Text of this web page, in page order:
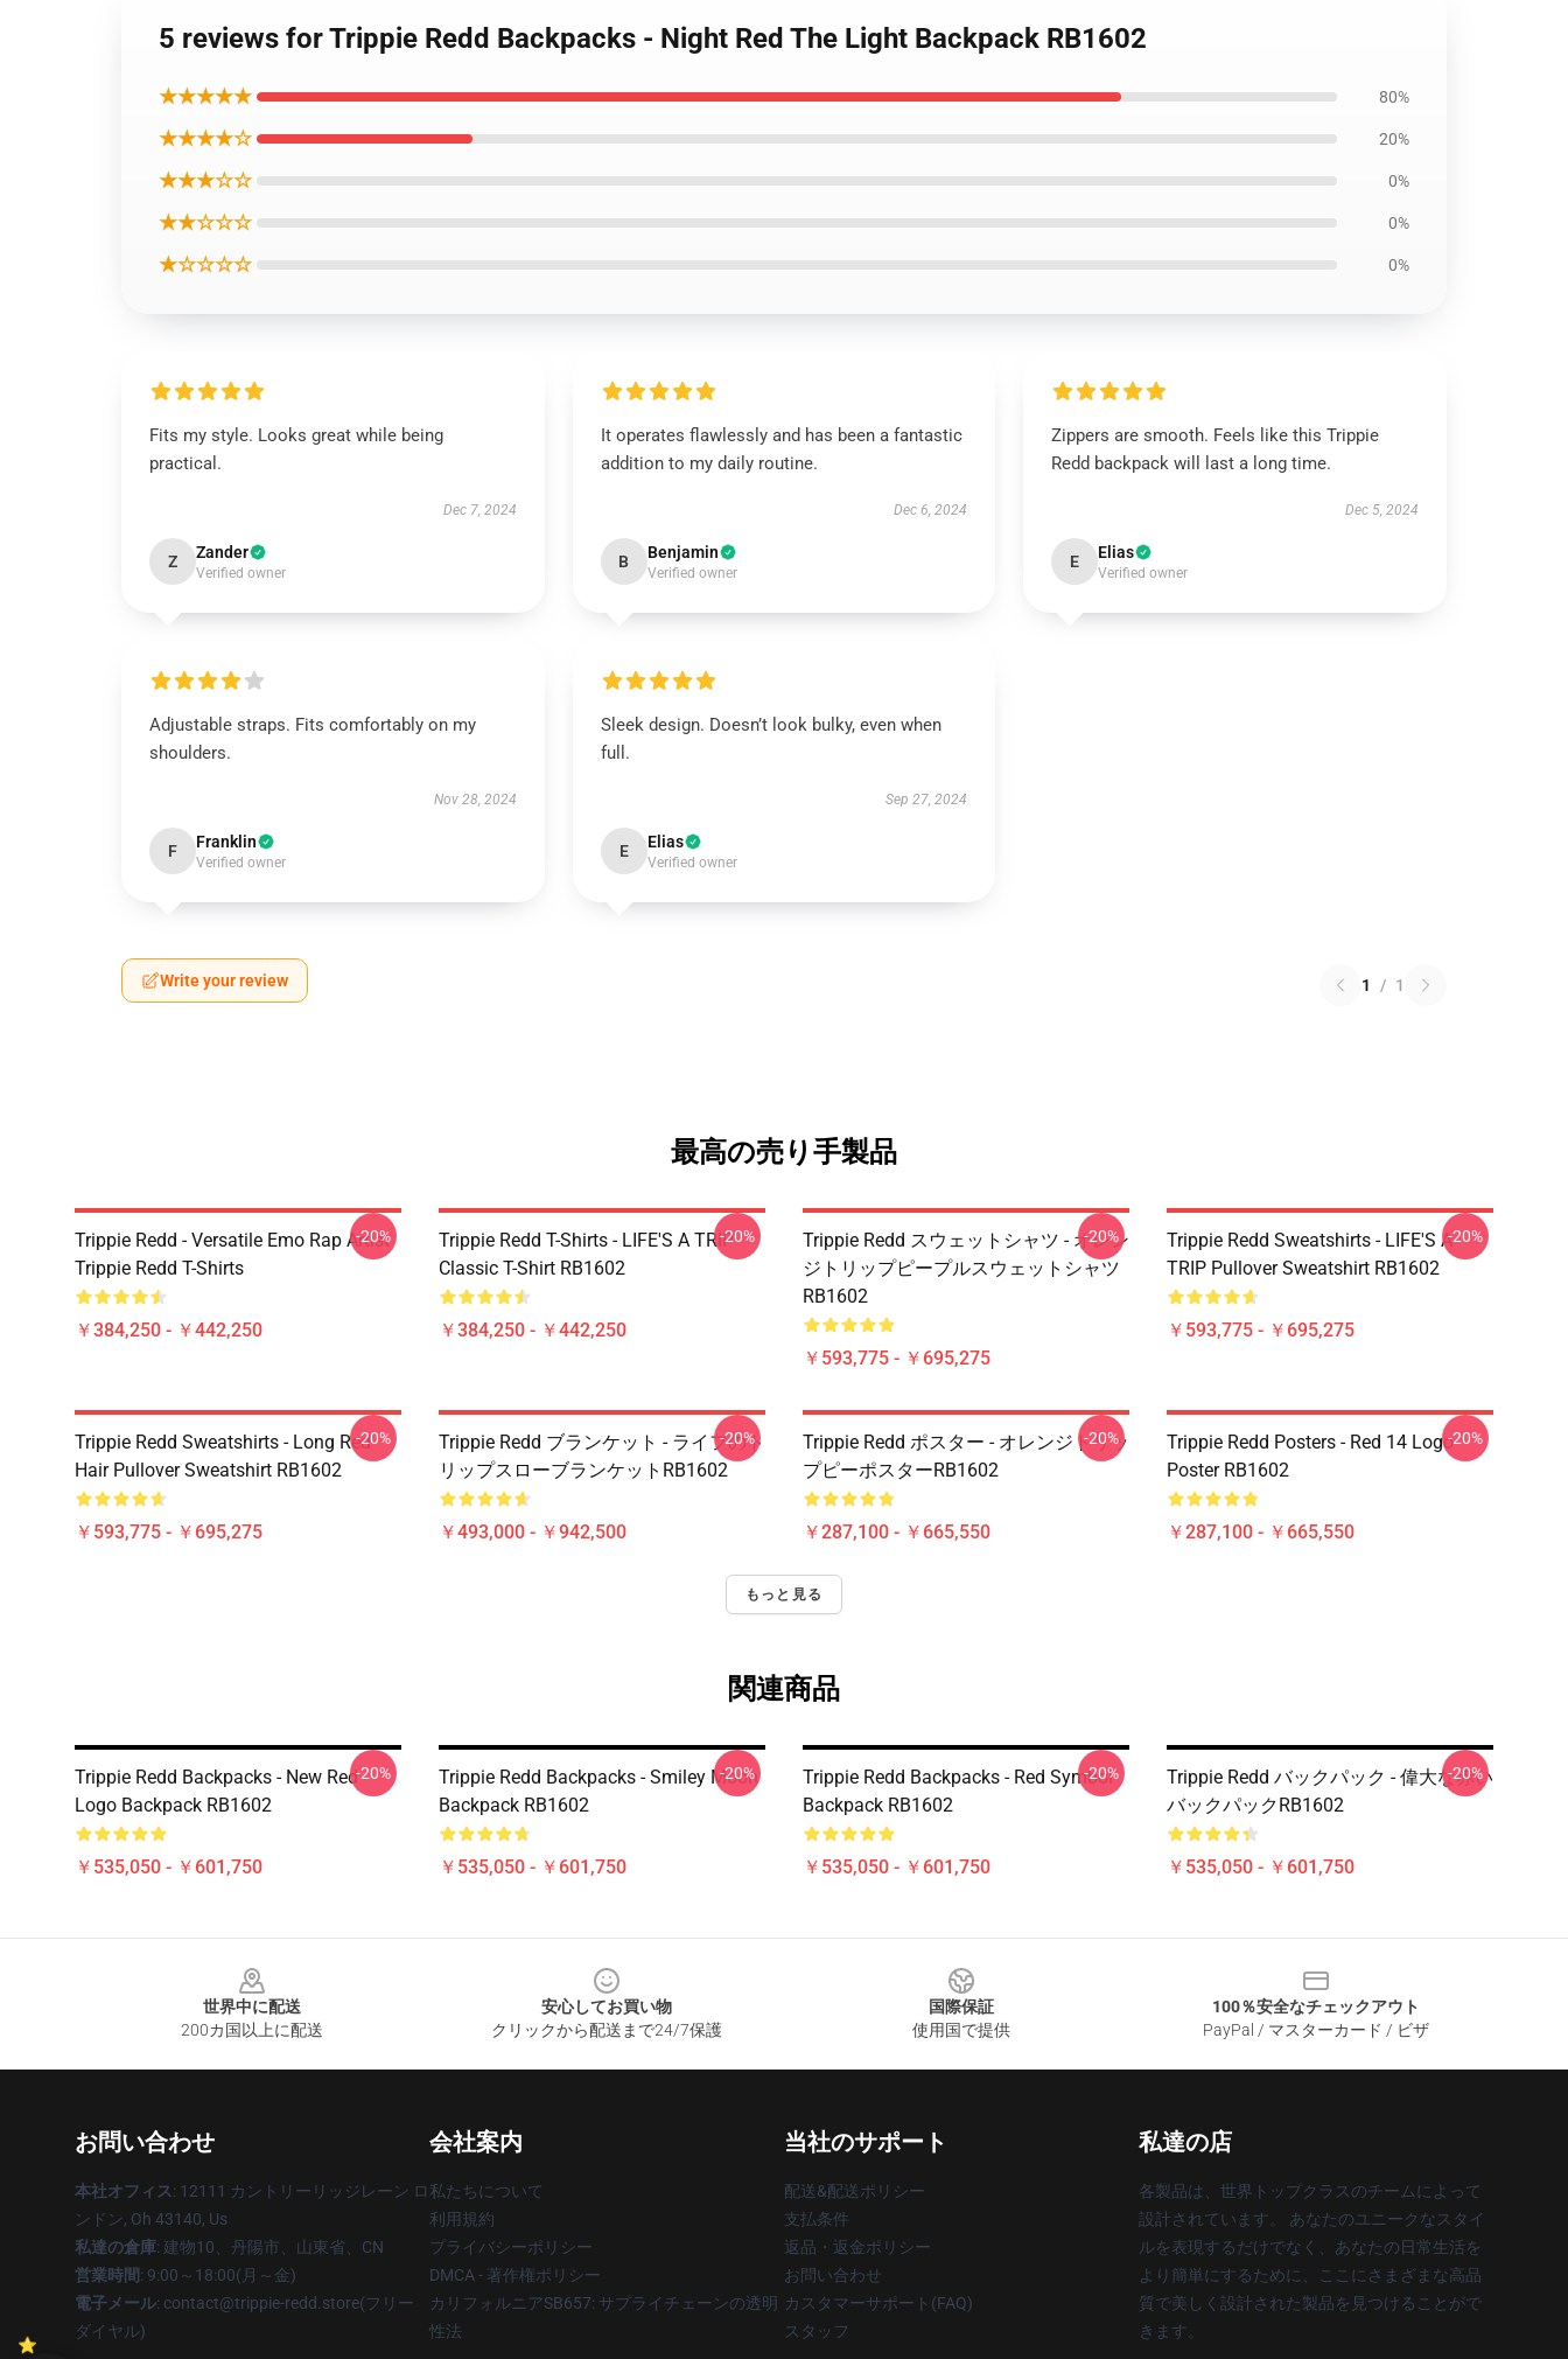
5 reviews for Trippie Redd Backpacks - Night Red The Light Backpack RB1602
★★★★★ 80%
★★★★☆ 20%
★★★☆☆ 0%
★★☆☆☆ 0%
★☆☆☆☆ 0%
Fits my style. Looks great while being
practical.
Dec 7, 2024
Z Zander
Verified owner
It operates flawlessly and has been a fantastic
addition to my daily routine.
Dec 6, 2024
B Benjamin
Verified owner
Zippers are smooth. Feels like this Trippie
Redd backpack will last a long time.
Dec 5, 2024
E Elias
Verified owner
Adjustable straps. Fits comfortably on my
shoulders.
Nov 28, 2024
F Franklin
Verified owner
Sleek design. Doesn’t look bulky, even when
full.
Sep 27, 2024
E Elias
Verified owner
Write your review 1 / 1
最高の売り手製品
Trippie Redd - Versatile Emo Rap Artist
Trippie Redd T-Shirts
￥384,250 - ￥442,250
-20%
Trippie Redd T-Shirts - LIFE'S A TRIP
Classic T-Shirt RB1602
￥384,250 - ￥442,250
-20%
Trippie Redd スウェットシャツ - オレン
ジトリップピープルスウェットシャツ
RB1602
￥593,775 - ￥695,275
-20%
Trippie Redd Sweatshirts - LIFE'S A
TRIP Pullover Sweatshirt RB1602
￥593,775 - ￥695,275
-20%
Trippie Redd Sweatshirts - Long Red
Hair Pullover Sweatshirt RB1602
￥593,775 - ￥695,275
-20%
Trippie Redd ブランケット - ライフのト
リップスローブランケットRB1602
￥493,000 - ￥942,500
-20%
Trippie Redd ポスター - オレンジトリッ
プピーポスターRB1602
￥287,100 - ￥665,550
-20%
Trippie Redd Posters - Red 14 Logo
Poster RB1602
￥287,100 - ￥665,550
-20%
もっと見る
関連商品
Trippie Redd Backpacks - New Red
Logo Backpack RB1602
￥535,050 - ￥601,750
-20%
Trippie Redd Backpacks - Smiley Moon
Backpack RB1602
￥535,050 - ￥601,750
-20%
Trippie Redd Backpacks - Red Symbol
Backpack RB1602
￥535,050 - ￥601,750
-20%
Trippie Redd バックパック - 偉大な赤い
バックパックRB1602
￥535,050 - ￥601,750
-20%
世界中に配送
200カ国以上に配送
安心してお買い物
クリックから配送まで24/7保護
国際保証
使用国で提供
100％安全なチェックアウト
PayPal / マスターカード / ビザ
お問い合わせ
本社オフィス: 12111 カントリーリッジレーン ロ
ンドン, Oh 43140, Us
私達の倉庫: 建物10、丹陽市、山東省、CN
営業時間: 9:00～18:00(月～金)
電子メール: contact@trippie-redd.store(フリー
ダイヤル)
会社案内
私たちについて
利用規約
プライバシーポリシー
DMCA - 著作権ポリシー
カリフォルニアSB657: サプライチェーンの透明
性法
当社のサポート
配送&配送ポリシー
支払条件
返品・返金ポリシー
お問い合わせ
カスタマーサポート(FAQ)
スタッフ
私達の店
各製品は、世界トップクラスのチームによって
設計されています。 あなたのユニークなスタイ
ルを表現するだけでなく、あなたの日常生活を
より簡単にするために、ここにさまざまな高品
質で美しく設計された製品を見つけることがで
きます。